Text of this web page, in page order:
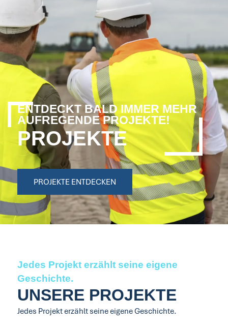
ENTDECKT BALD IMMER MEHR
AUFREGENDE PROJEKTE!
PROJEKTE
PROJEKTE ENTDECKEN
Jedes Projekt erzählt seine eigene
Geschichte.
UNSERE PROJEKTE
Jedes Projekt erzählt seine eigene Geschichte.